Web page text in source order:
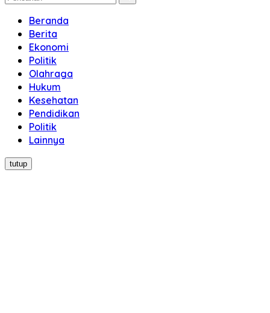
Beranda
Berita
Ekonomi
Politik
Olahraga
Hukum
Kesehatan
Pendidikan
Politik
Lainnya
tutup